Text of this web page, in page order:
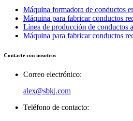
Máquina formadora de conductos
Máquina para fabricar conductos
Línea de producción de conductos
Máquina para fabricar conductos
Contacte con nosotros
Correo electrónico:
alex@sbkj.com
Teléfono de contacto: